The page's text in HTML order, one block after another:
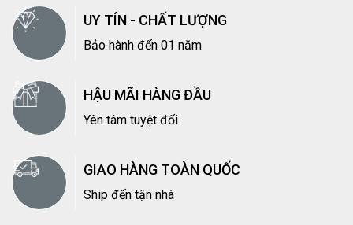
UY TÍN - CHẤT LƯỢNG
Bảo hành đến 01 năm
HẬU MÃI HÀNG ĐẦU
Yên tâm tuyệt đối
GIAO HÀNG TOÀN QUỐC
Ship đến tận nhà